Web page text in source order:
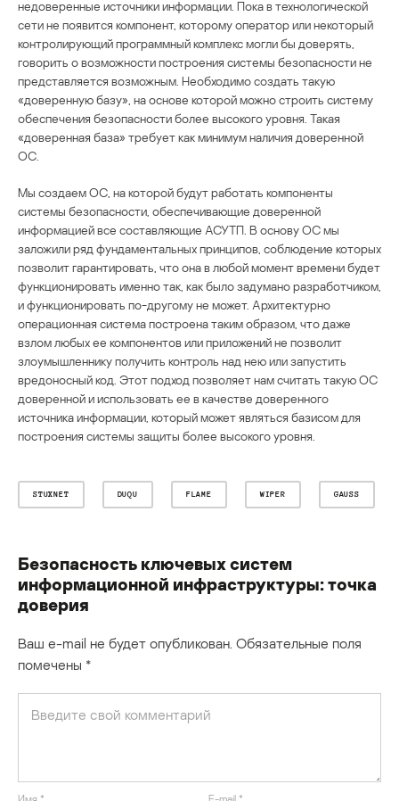
недоверенные источники информации. Пока в технологической
сети не появится компонент, которому оператор или некоторый
контролирующий программный комплекс могли бы доверять,
говорить о возможности построения системы безопасности не
представляется возможным. Необходимо создать такую
«доверенную базу», на основе которой можно строить систему
обеспечения безопасности более высокого уровня. Такая
«доверенная база» требует как минимум наличия доверенной
ОС.
Мы создаем ОС, на которой будут работать компоненты
системы безопасности, обеспечивающие доверенной
информацией все составляющие АСУТП. В основу ОС мы
заложили ряд фундаментальных принципов, соблюдение которых
позволит гарантировать, что она в любой момент времени будет
функционировать именно так, как было задумано разработчиком,
и функционировать по-другому не может. Архитектурно
операционная система построена таким образом, что даже
взлом любых ее компонентов или приложений не позволит
злоумышленнику получить контроль над нею или запустить
вредоносный код. Этот подход позволяет нам считать такую ОС
доверенной и использовать ее в качестве доверенного
источника информации, который может являться базисом для
построения системы защиты более высокого уровня.
STUXNET DUQU FLAME WIPER GAUSS
Безопасность ключевых систем
информационной инфраструктуры: точка
доверия
Ваш e-mail не будет опубликован. Обязательные поля
помечены *